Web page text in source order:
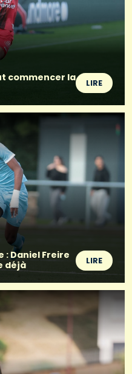
commencer la
LIRE
: Daniel Freire
déjà
LIRE